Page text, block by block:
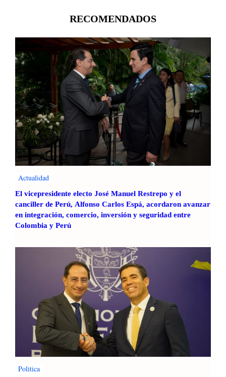
RECOMENDADOS
Actualidad
El vicepresidente electo José Manuel Restrepo y el
canciller de Perú, Alfonso Carlos Espá, acordaron avanzar
en integración, comercio, inversión y seguridad entre
Colombia y Perú
Politica